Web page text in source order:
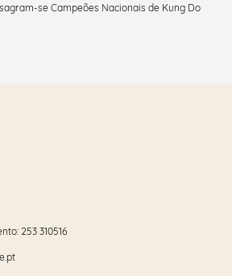
se Campeões Nacionais de Kung Do
253 310516